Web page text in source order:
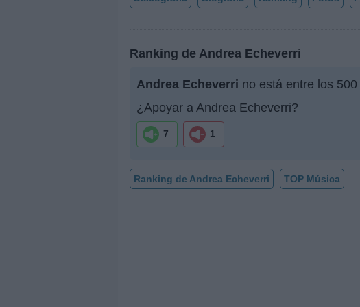
Ranking de Andrea Echeverri
Andrea Echeverri no está entre los
¿Apoyar a Andrea Echeverri?
7 1
Ranking de Andrea Echeverri TOP Música